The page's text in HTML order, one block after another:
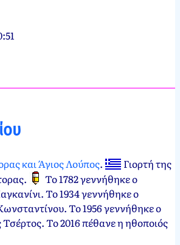
και Άγιος Λούπος.
Γιορτή της
.
Το 1782 γεννήθηκε ο
Το 1934 γεννήθηκε ο
Το 1956 γεννήθηκε ο
Το 2016 πέθανε η ηθοποιός